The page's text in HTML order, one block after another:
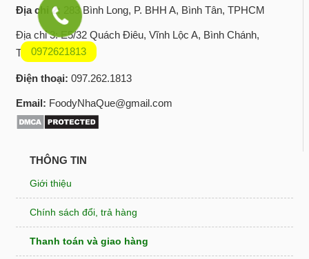
0972621813
Địa chỉ 2: 283 Bình Long, P. BHH A, Bình Tân, TPHCM
Địa chỉ 3: E5/32 Quách Điêu, Vĩnh Lộc A, Bình Chánh,
TPHCM
Điện thoại: 097.262.1813
Email: FoodyNhaQue@gmail.com
THÔNG TIN
Giới thiệu
Chính sách đổi, trả hàng
Thanh toán và giao hàng